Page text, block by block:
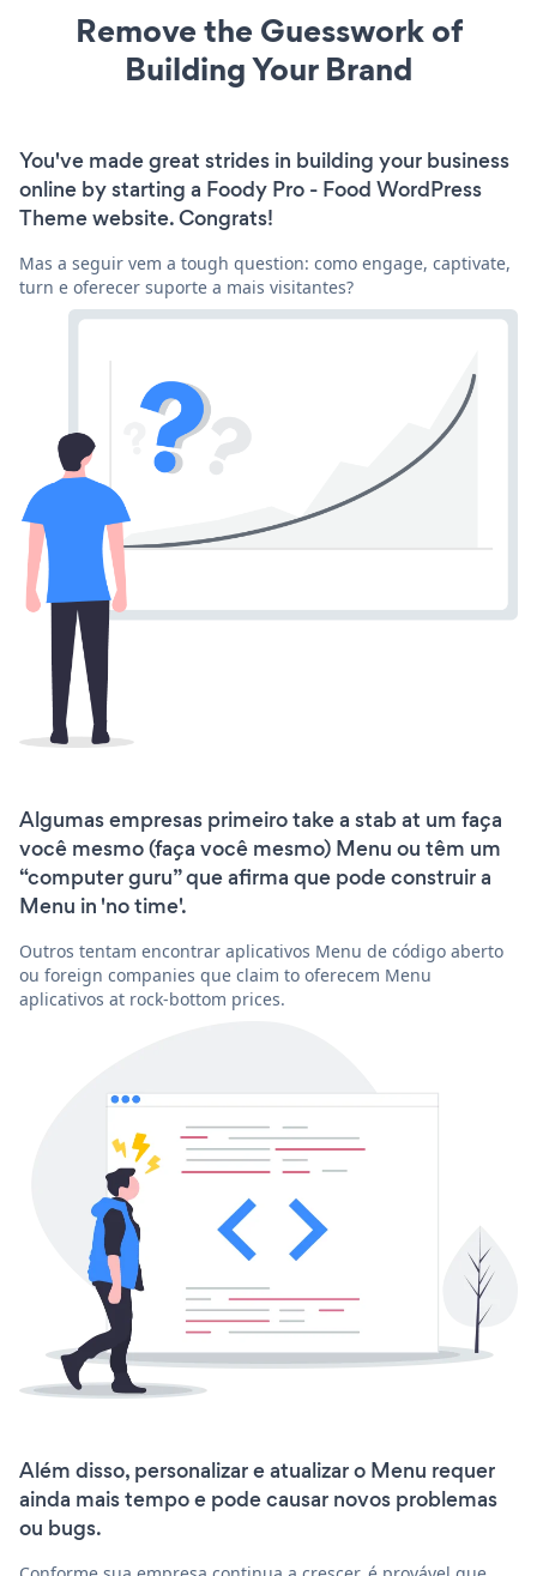
Remove the Guesswork of
Building Your Brand
You've made great strides in building your business
online by starting a Foody Pro - Food WordPress
Theme website. Congrats!
Mas a seguir vem a tough question: como engage, captivate,
turn e oferecer suporte a mais visitantes?
Algumas empresas primeiro take a stab at um faça
você mesmo (faça você mesmo) Menu ou têm um
“computer guru” que afirma que pode construir a
Menu in 'no time'.
Outros tentam encontrar aplicativos Menu de código aberto
ou foreign companies que claim to oferecem Menu
aplicativos at rock-bottom prices.
Além disso, personalizar e atualizar o Menu requer
ainda mais tempo e pode causar novos problemas
ou bugs.